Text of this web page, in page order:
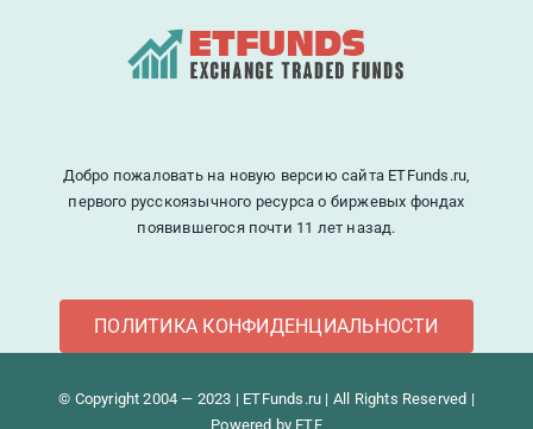
Добро пожаловать на новую версию сайта ETFunds.ru,
первого русскоязычного ресурса о биржевых фондах
появившегося почти 11 лет назад.
ПОЛИТИКА КОНФИДЕНЦИАЛЬНОСТИ
© Copyright 2004 — 2023 | ETFunds.ru | All Rights Reserved |
Powered by ETF